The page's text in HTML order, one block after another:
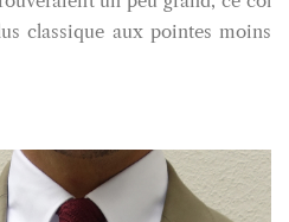
classique aux pointes moins